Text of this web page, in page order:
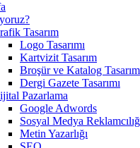
Tasarım
Logo Tasarımı
Kartvizit Tasarım
Broşür ve Katalog Tasarım
Dergi Gazete Tasarımı
Pazarlama
Google Adwords
Sosyal Medya
Metin Yazarlığı